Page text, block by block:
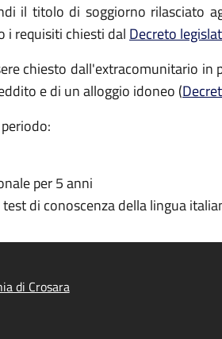
il titolo di soggiorno rilasciato
i requisiti chiesti dal Decreto
chiesto dall'extracomunitario
e di un alloggio idoneo (
per 5 anni
di conoscenza della lingua
di Crosara